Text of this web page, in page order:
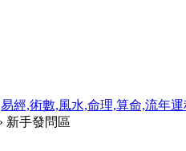
經,術數,風水,命理,算命,流年
新手發問區